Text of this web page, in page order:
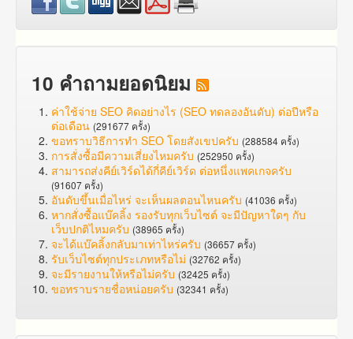
10 คำถามยอดนิยม
ค่าใช้จ่าย SEO คิดอย่างไร (SEO ทดลองอันดับ) ต่อปีหรือ
ต่อเดือน (291677 ครั้ง)
ขอทราบวิธีการทำ SEO โดยสังเขปครับ (288584 ครั้ง)
การสั่งซื้อมีความเสี่ยงไหมครับ (252950 ครั้ง)
สามารถส่งคีย์เวิร์ดได้กี่คีย์เวิร์ด ต่อหนึ่งแพคเกจครับ
(91607 ครั้ง)
อันดับขึ้นเมื่อไหร่ จะเห็นผลตอนไหนครับ (41036 ครั้ง)
หากสั่งซื้อแบ๊คลิ้ง รองรับทุกเว็บไซต์ จะมีปัญหาใดๆ กับ
เว็บปกติไหมครับ (38965 ครั้ง)
จะได้แบ๊คลิ้งกลับมาเท่าไหร่ครับ (36657 ครั้ง)
รับเว็บไซต์ทุกประเภทหรือไม่ (32762 ครั้ง)
จะมีรายงานให้หรือไม่ครับ (32425 ครั้ง)
ขอทราบรายชื่อหน่อยครับ (32341 ครั้ง)